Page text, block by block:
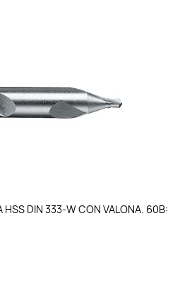
HSS DIN 333-W CON VALONA. 60B: